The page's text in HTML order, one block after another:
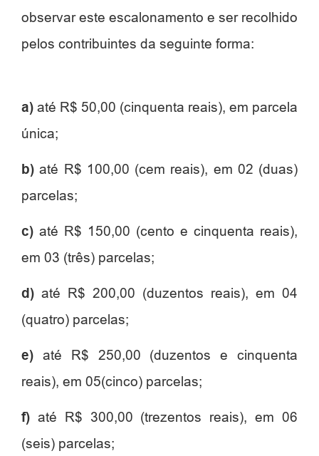
observar este escalonamento e ser recolhido
pelos contribuintes da seguinte forma:
a) até R$ 50,00 (cinquenta reais), em parcela
única;
b) até R$ 100,00 (cem reais), em 02 (duas)
parcelas;
c) até R$ 150,00 (cento e cinquenta reais),
em 03 (três) parcelas;
d) até R$ 200,00 (duzentos reais), em 04
(quatro) parcelas;
e) até R$ 250,00 (duzentos e cinquenta
reais), em 05(cinco) parcelas;
f) até R$ 300,00 (trezentos reais), em 06
(seis) parcelas;